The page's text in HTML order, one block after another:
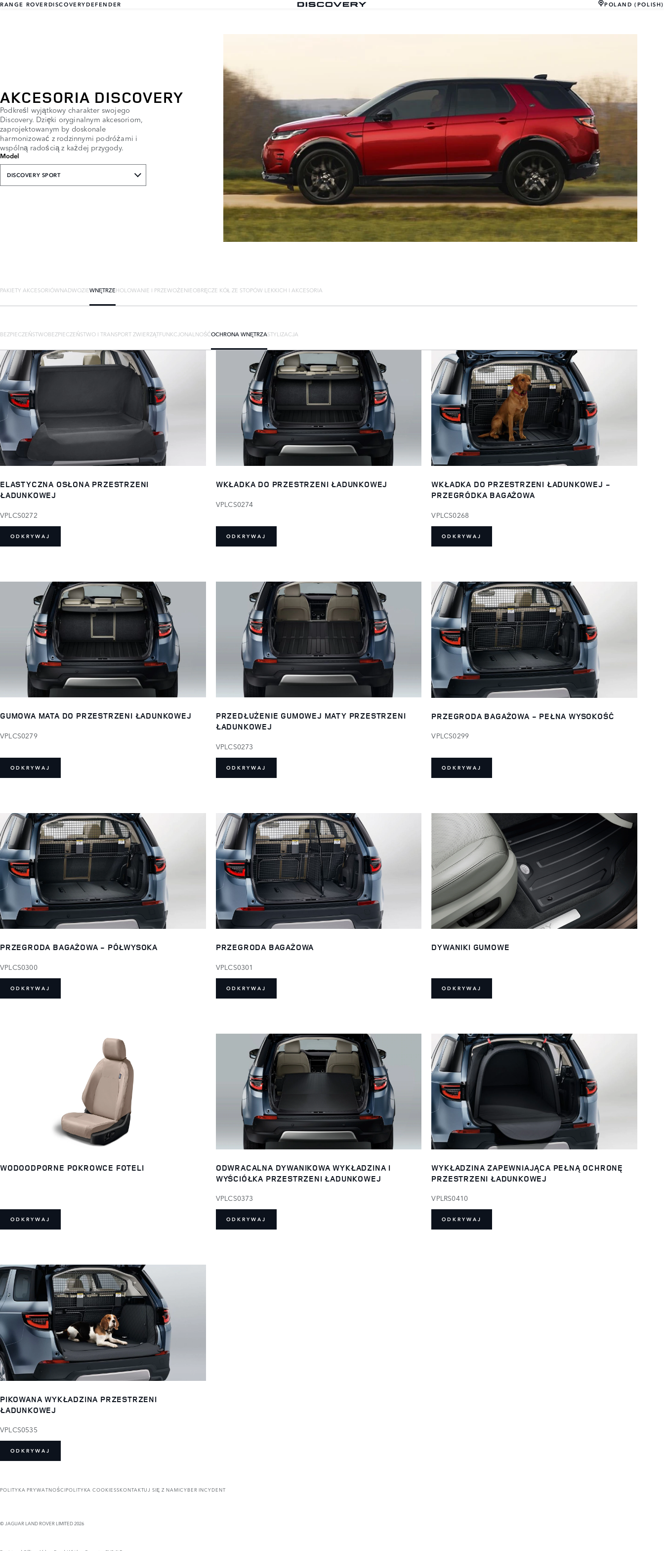
RANGE ROVERDISCOVERYDEFENDER POLAND (POLISH)
AKCESORIA DISCOVERY
Podkreśl wyjątkowy charakter swojego
Discovery. Dzięki oryginalnym akcesoriom,
zaprojektowanym by doskonale
harmonizować z rodzinnymi podróżami i
wspólną radością z każdej przygody.
Model
DISCOVERY SPORT
PAKIETY AKCESORIÓWNADWOZIEWNĘTRZEHOLOWANIE I PRZEWOŻENIEOBRĘCZE KÓŁ ZE STOPÓW LEKKICH I AKCESORIA
BEZPIECZEŃSTWOBEZPIECZEŃSTWO I TRANSPORT ZWIERZĄTFUNKCJONALNOŚĆOCHRONA WNĘTRZASTYLIZACJA
ELASTYCZNA OSŁONA PRZESTRZENI
ŁADUNKOWEJ
VPLCS0272
ODKRYWAJ
WKŁADKA DO PRZESTRZENI ŁADUNKOWEJ
VPLCS0274
ODKRYWAJ
WKŁADKA DO PRZESTRZENI ŁADUNKOWEJ -
PRZEGRÓDKA BAGAŻOWA
VPLCS0268
ODKRYWAJ
GUMOWA MATA DO PRZESTRZENI ŁADUNKOWEJ
VPLCS0279
ODKRYWAJ
PRZEDŁUŻENIE GUMOWEJ MATY PRZESTRZENI
ŁADUNKOWEJ
VPLCS0273
ODKRYWAJ
PRZEGRODA BAGAŻOWA - PEŁNA WYSOKOŚĆ
VPLCS0299
ODKRYWAJ
PRZEGRODA BAGAŻOWA - PÓŁWYSOKA
VPLCS0300
ODKRYWAJ
PRZEGRODA BAGAŻOWA
VPLCS0301
ODKRYWAJ
DYWANIKI GUMOWE
ODKRYWAJ
WODOODPORNE POKROWCE FOTELI
ODKRYWAJ
ODWRACALNA DYWANIKOWA WYKŁADZINA I
WYŚCIÓŁKA PRZESTRZENI ŁADUNKOWEJ
VPLCS0373
ODKRYWAJ
WYKŁADZINA ZAPEWNIAJĄCA PEŁNĄ OCHRONĘ
PRZESTRZENI ŁADUNKOWEJ
VPLRS0410
ODKRYWAJ
PIKOWANA WYKŁADZINA PRZESTRZENI
ŁADUNKOWEJ
VPLCS0535
ODKRYWAJ
POLITYKA PRYWATNOŚCIPOLITYKA COOKIESSKONTAKTUJ SIĘ Z NAMICYBER INCYDENT
© JAGUAR LAND ROVER LIMITED 2026